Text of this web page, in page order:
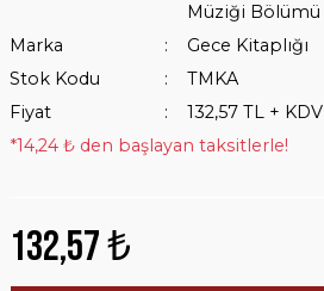
Müziği Bölümü
Marka
Gece Kitaplığı
Stok Kodu
TMKA
Fiyat
132,57 TL + KDV
*14,24 ₺ den başlayan taksitlerle!
132,57 ₺